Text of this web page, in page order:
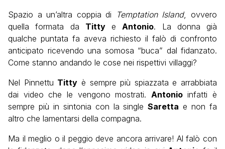
Spazio a un’altra coppia di
Temptation Island, ovvero
quella formata da Tittye Antonio. La donna già
qualche puntata fa aveva richiesto il falò di confronto
anticipato ricevendo una somosa “buca” dal fidanzato.
Come stanno andando le cose nei rispettivi villaggi?
Nel Pinnettu Titty è sempre più spiazzata e arrabbiata
dai video che le vengono mostrati. Antonioinfatti è
sempre più in sintonia con la singleSaretta e non fa
altro che lamentarsi della compagna.
Ma il meglio o il peggio deve ancora arrivare! Al falò con